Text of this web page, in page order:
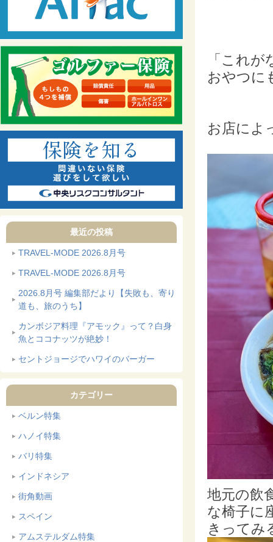
最近の投稿
TRAVEL-MODE 2026.8月号
TRAVEL-MODE 2026.8月号
2026.8月号 編集部だより【失敗も、寄り
道も、旅のうち】
カンボジア料理『アモック』って？白身
魚とココナッツが絶妙！
セントジョージでハワイのバーガー
カテゴリー
ベルン特集
ハノイ特集
バリ特集
インドネシア
街角動画
スペイン
アムステルダム特集
「これ
おやつに
お店によ
地元の飲
な椅子に
きってみ